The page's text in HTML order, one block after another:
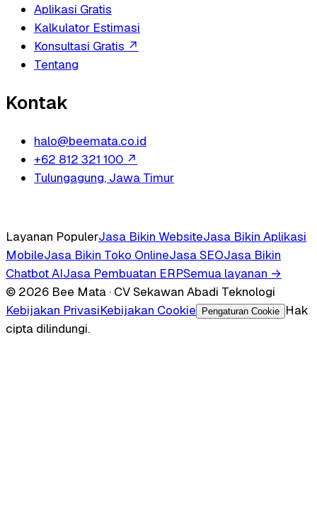
Aplikasi Gratis
Kalkulator Estimasi
Konsultasi Gratis ↗
Tentang
Kontak
halo@beemata.co.id
+62 812 321 100 ↗
Tulungagung, Jawa Timur
Layanan PopulerJasa Bikin WebsiteJasa Bikin Aplikasi
MobileJasa Bikin Toko OnlineJasa SEOJasa Bikin
Chatbot AIJasa Pembuatan ERPSemua layanan →
© 2026 Bee Mata · CV Sekawan Abadi Teknologi
Kebijakan PrivasiKebijakan Cookie Pengaturan Cookie
Hak
cipta dilindungi.